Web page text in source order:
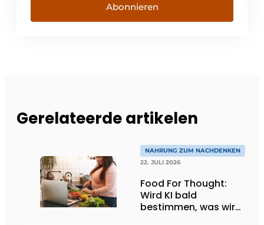
Abonnieren
Gerelateerde artikelen
NAHRUNG ZUM NACHDENKEN
22. JULI 2026
Food For Thought:
Wird KI bald
bestimmen, was wir